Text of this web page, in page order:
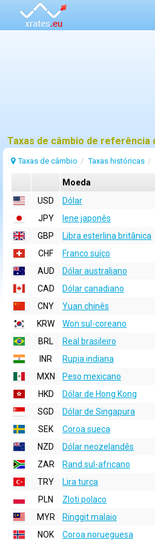
Taxas de câmbio Taxas históricas
Moeda
USD
Dólar
JPY
Iene japonês
GBP
Libra esterlina britânica
CHF
Franco suíço
AUD
Dólar australiano
CAD
Dólar canadiano
CNY
Yuan chinês
KRW
Won sul-coreano
BRL
Real brasileiro
INR
Rupia indiana
MXN
Peso mexicano
HKD
Dólar de Hong Kong
SGD
Dólar de Singapura
SEK
Coroa sueca
NZD
Dólar neozelandês
ZAR
Rand sul-africano
TRY
Lira turca
PLN
Zloti polaco
MYR
Ringgit malaio
NOK
Coroa norueguesa